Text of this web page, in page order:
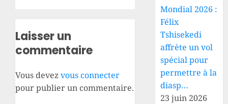
Laisser un
commentaire
Vous devezvous connecter
pour publier un commentaire.
Mondial 2026 :
Félix
Tshisekedi
affrète un vol
spécial pour
permettre à la
diasp…
23 juin 2026